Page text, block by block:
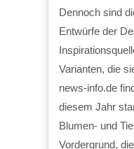
Dennoch sind
Entwürfe der
Varianten, die
news-info.de
diesem Jahr
Blumen- und
Vordergrund,